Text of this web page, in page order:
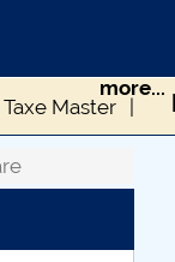
Taxe Master
more...